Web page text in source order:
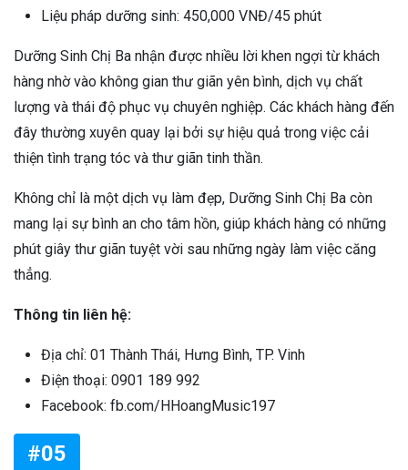
Liệu pháp dưỡng sinh: 450,000 VNĐ/45 phút
Dưỡng Sinh Chị Ba nhận được nhiều lời khen ngợi từ khách
hàng nhờ vào không gian thư giãn yên bình, dịch vụ chất
lượng và thái độ phục vụ chuyên nghiệp. Các khách hàng đến
đây thường xuyên quay lại bởi sự hiệu quả trong việc cải
thiện tình trạng tóc và thư giãn tinh thần.
Không chỉ là một dịch vụ làm đẹp, Dưỡng Sinh Chị Ba còn
mang lại sự bình an cho tâm hồn, giúp khách hàng có những
phút giây thư giãn tuyệt vời sau những ngày làm việc căng
thẳng.
Thông tin liên hệ:
Địa chỉ: 01 Thành Thái, Hưng Bình, TP. Vinh
Điện thoại: 0901 189 992
Facebook: fb.com/HHoangMusic197
#05